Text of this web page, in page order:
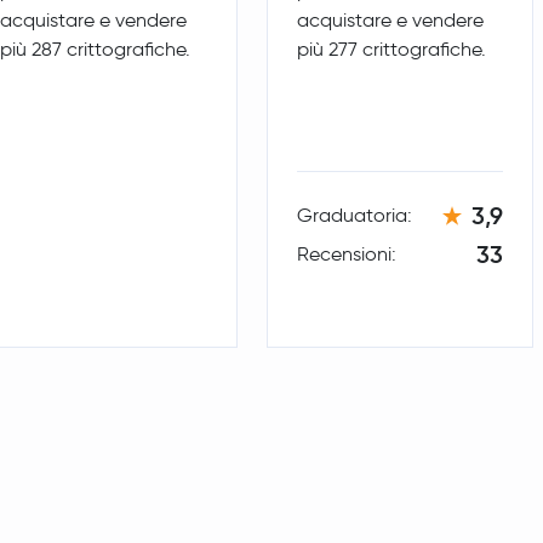
OndoONDO
PepePEPE
acquistare e vendere
più 287 crittografiche.
acquistare e vendere
più 277 crittografiche.
Graduatoria: 3,9
Recensioni: 33